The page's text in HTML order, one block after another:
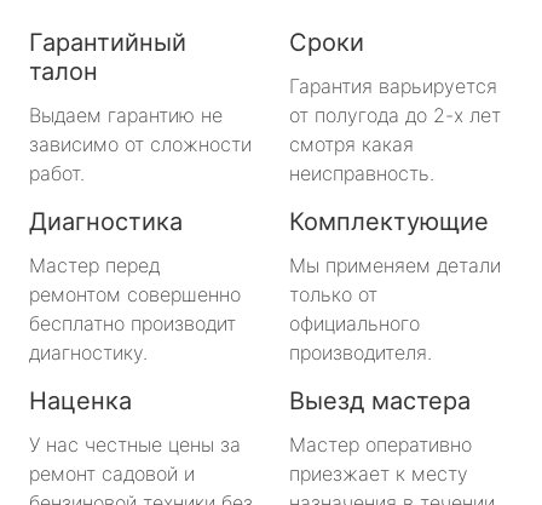
Гарантийный
талон
Выдаем гарантию не
зависимо от сложности
работ.
Сроки
Гарантия варьируется
от полугода до 2-х лет
смотря какая
неисправность.
Диагностика
Мастер перед
ремонтом совершенно
бесплатно производит
диагностику.
Комплектующие
Мы применяем детали
только от
официального
производителя.
Наценка
У нас честные цены за
ремонт садовой и
Выезд мастера
Мастер оперативно
приезжает к месту